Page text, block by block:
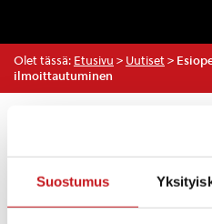
Suostumus
Olet tässä: Etusivu > Uutiset >
ilmoittautuminen
KASVATUS JA KOULUTUS,